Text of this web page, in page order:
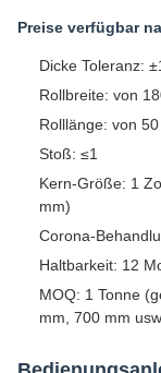
Preise verfügbar
Dicke Toleranz:
Rollbreite: von
Rolllänge: von
Stoß: ≤1
Kern-Größe: 1
mm)
Corona-
Haltbarkeit: 12
MOQ: 1 Tonne
mm, 700 mm